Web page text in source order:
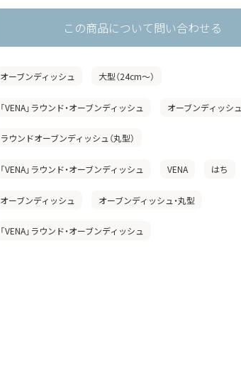
この商品について問い合わせる
オーブンディッシュ 大型（24cm〜）
「VENA」ラウンド・オーブンディッシュ オーブンディッシュ
ラウンドオーブンディッシュ（丸型）
「VENA」ラウンド・オーブンディッシュ VENA はち
オーブンディッシュ オーブンディッシュ・丸型
「VENA」ラウンド・オーブンディッシュ